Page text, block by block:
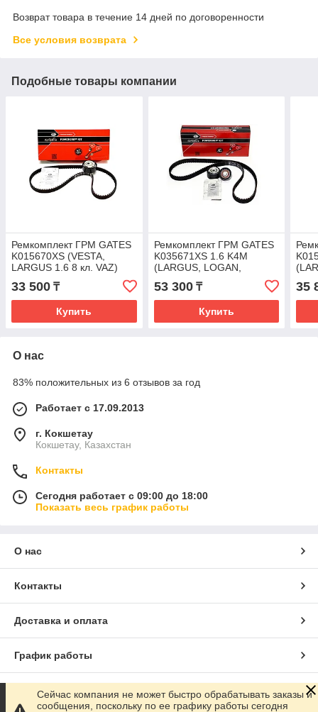
Возврат товара в течение 14 дней по договоренности
Все условия возврата
Подобные товары компании
Ремкомплект ГРМ GATES
K015670XS (VESTA,
LARGUS 1.6 8 кл. VAZ)
33 500 ₸
Купить
Ремкомплект ГРМ GATES
K035671XS 1.6 K4M
(LARGUS, LOGAN,
DUSTER)
53 300₸
Купить
35
О нас
83% положительных из 6 отзывов за год
Работает с 17.09.2013
г. Кокшетау
Кокшетау, Казахстан
Контакты
Сегодня работает с 09:00 до 18:00
Показать весь график работы
О нас
Контакты
Доставка и оплата
График работы
Полная версия сайта
Сейчас компания не может быстро обрабатывать заказы и
сообщения, поскольку по ее графику работы сегодня